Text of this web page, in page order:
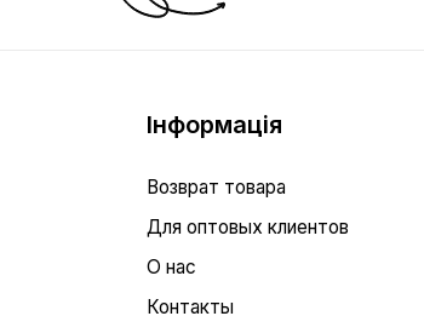
Інформація
Возврат товара
Для оптовых клиентов
О нас
Контакты